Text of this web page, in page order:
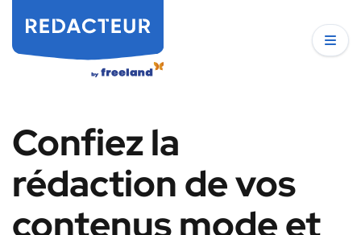
Confiez la
rédaction de vos
contenus mode et